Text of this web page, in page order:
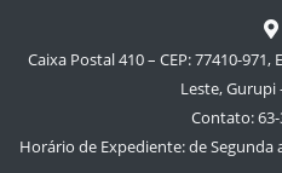
Caixa Postal 410 – CEP: 77410-971,
Leste, Gurupi
Contato:
Horário de Expediente: de Segunda